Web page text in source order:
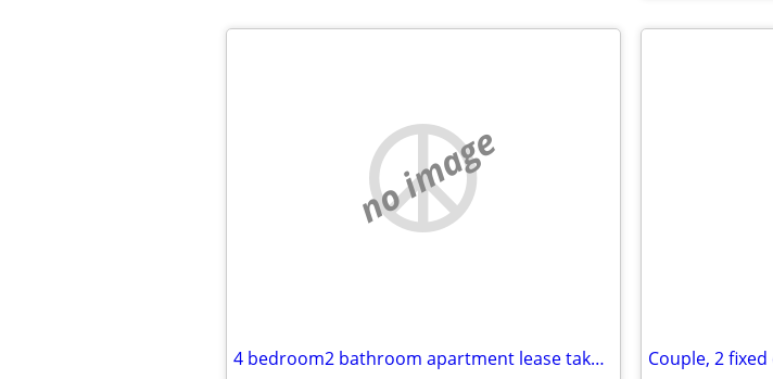
no image
4 bedroom2 bathroom apartment lease takeover